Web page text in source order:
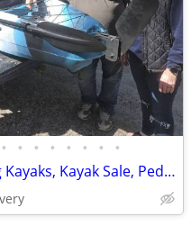
• • • • • • • •
🚣 BIG SALE – Fishing Kayaks, Kayak Sale, Pedal Kayaks, Tandem Kayaks